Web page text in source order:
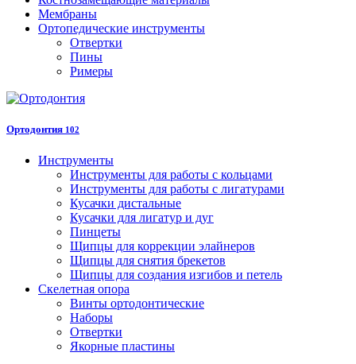
Мембраны
Ортопедические инструменты
Отвертки
Пины
Римеры
Ортодонтия 102
Инструменты
Инструменты для работы с кольцами
Инструменты для работы с лигатурами
Кусачки дистальные
Кусачки для лигатур и дуг
Пинцеты
Щипцы для коррекции элайнеров
Щипцы для снятия брекетов
Щипцы для создания изгибов и петель
Скелетная опора
Винты ортодонтические
Наборы
Отвертки
Якорные пластины